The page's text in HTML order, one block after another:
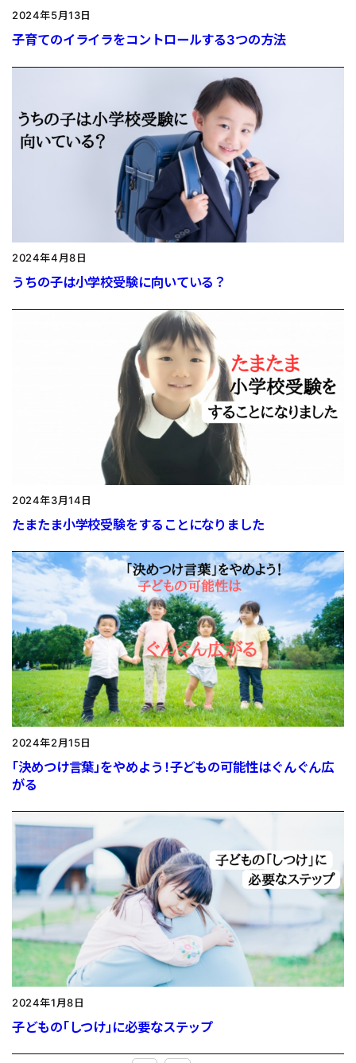
2024年5月13日
子育てのイライラをコントロールする3つの方法
2024年4月8日
うちの子は小学校受験に向いている？
2024年3月14日
たまたま小学校受験をすることになりました
2024年2月15日
「決めつけ言葉」をやめよう！子どもの可能性はぐんぐん広
がる
2024年1月8日
子どもの「しつけ」に必要なステップ